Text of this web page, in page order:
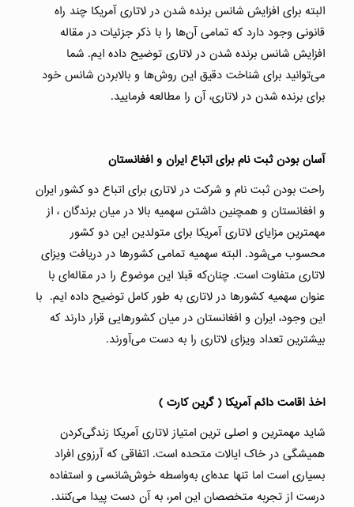
البته برای افزایش شانس برنده شدن در لاتاری آمریکا چند راه
قانونی وجود دارد که تمامی آن‌ها را با ذکر جزئیات در مقاله
افزایش شانس برنده شدن در لاتاری توضیح داده ایم. شما
می‌توانید برای شناخت دقیق این روش‌ها و بالابردن شانس خود
برای برنده شدن در لاتاری، آن را مطالعه فرمایید.
آسان بودن ثبت نام برای اتباع ایران و افغانستان
راحت بودن ثبت نام و شرکت در لاتاری برای اتباع دو کشور ایران
و افغانستان و همچنین داشتن سهمیه بالا در میان برندگان ، از
مهمترین مزایای لاتاری آمریکا برای متولدین این دو کشور
محسوب می‌شود. البته سهمیه تمامی کشورها در دریافت ویزای
لاتاری متفاوت است. چنان‌که قبلا این موضوع را در مقاله‌ای با
عنوان سهمیه کشورها در لاتاری به طور کامل توضیح داده ایم. با
این وجود، ایران و افغانستان در میان کشورهایی قرار دارند که
بیشترین تعداد ویزای لاتاری را به دست می‌آورند.
اخذ اقامت دائم آمریکا ( گرین کارت )
شاید مهمترین و اصلی ترین امتیاز لاتاری آمریکا زندگی‌کردن
همیشگی در خاک ایالات متحده است. اتفاقی که آرزوی افراد
بسیاری است اما تنها عده‌ای به‌واسطه خوش‌شانسی و استفاده
درست از تجربه متخصصان این امر، به آن دست پیدا می‌کنند.